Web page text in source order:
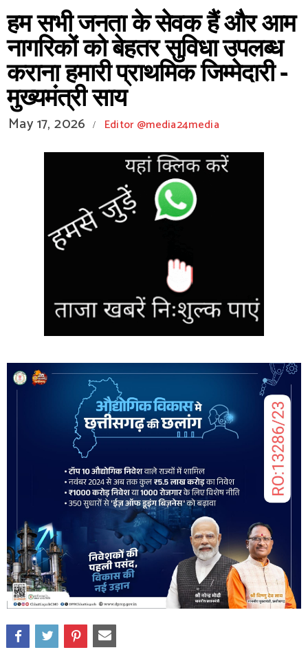
हम सभी जनता के सेवक हैं और आम
नागरिकों को बेहतर सुविधा उपलब्ध
कराना हमारी प्राथमिक जिम्मेदारी -
मुख्यमंत्री साय
May 17, 2026 / Editor @media24media